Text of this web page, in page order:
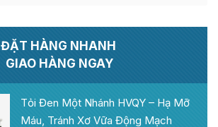
ĐẶT HÀNG NHANH
GIAO HÀNG NGAY
Tỏi Đen Một Nhánh HVQY – Hạ Mỡ
Máu, Tránh Xơ Vữa Động Mạch